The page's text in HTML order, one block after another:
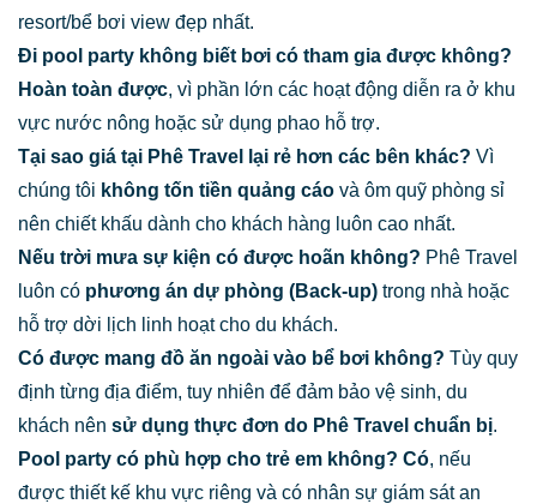
resort/bể bơi view đẹp nhất.
Đi pool party không biết bơi có tham gia được không?
Hoàn toàn được, vì phần lớn các hoạt động diễn ra ở khu
vực nước nông hoặc sử dụng phao hỗ trợ.
Tại sao giá tại Phê Travel lại rẻ hơn các bên khác? Vì
chúng tôi không tốn tiền quảng cáo và ôm quỹ phòng sỉ
nên chiết khấu dành cho khách hàng luôn cao nhất.
Nếu trời mưa sự kiện có được hoãn không? Phê Travel
luôn có phương án dự phòng (Back-up) trong nhà hoặc
hỗ trợ dời lịch linh hoạt cho du khách.
Có được mang đồ ăn ngoài vào bể bơi không? Tùy quy
định từng địa điểm, tuy nhiên để đảm bảo vệ sinh, du
khách nên sử dụng thực đơn do Phê Travel chuẩn bị.
Pool party có phù hợp cho trẻ em không? Có, nếu
được thiết kế khu vực riêng và có nhân sự giám sát an